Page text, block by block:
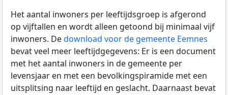
Het aantal inwoners per leeftijdsgroep is afgerond
op vijftallen en wordt alleen getoond bij minimaal vijf
inwoners. Dedownload voor de gemeente Eemnes
bevat veel meer leeftijdgegevens: Er is een document
met het aantal inwoners in de gemeente per
levensjaar en met een bevolkingspiramide met een
uitsplitsing naar leeftijd en geslacht. Daarnaast bevat